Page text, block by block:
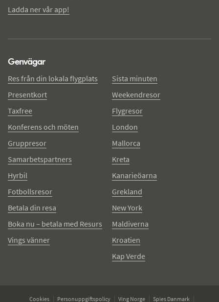
Ladda ner vår app!
Genvägar
Res från din lokala flygplats
Presentkort
Taxfree
Konferens och möten
Gruppresor
Samarbetspartners
Hyrbil
Fotbollsresor
Betala din resa
Boka nu – betala med Resurs
Vings vänner
Sista minuten
Weekendresor
Flygresor
London
Mallorca
Kreta
Kanarieöarna
Grekland
New York
Maldiverna
Kroatien
Kap Verde
Cookies Personuppgiftspolicy Ving Norge Spies Danmark